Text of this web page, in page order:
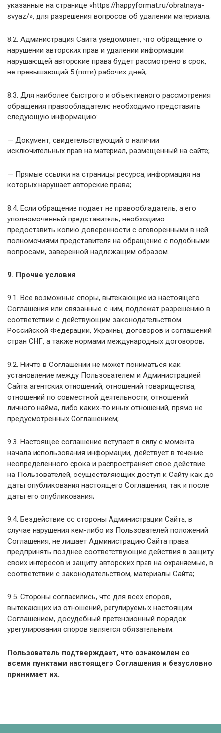
указанные на странице «https://happyformat.ru/obratnaya-
svyaz/», для разрешения вопросов об удалении материала;
8.2. Администрация Сайта уведомляет, что обращение о
нарушении авторских прав и удалении информации
нарушающей авторские права будет рассмотрено в срок,
не превышающий 5 (пяти) рабочих дней;
8.3. Для наиболее быстрого и объективного рассмотрения
обращения правообладателю необходимо представить
следующую информацию:
— Документ, свидетельствующий о наличии
исключительных прав на материал, размещенный на сайте;
— Прямые ссылки на страницы ресурса, информация на
которых нарушает авторские права;
8.4. Если обращение подает не правообладатель, а его
уполномоченный представитель, необходимо
предоставить копию доверенности с оговоренными в ней
полномочиями представителя на обращение с подобными
вопросами, заверенной надлежащим образом.
9. Прочие условия
9.1. Все возможные споры, вытекающие из настоящего
Соглашения или связанные с ним, подлежат разрешению в
соответствии с действующим законодательством
Российской Федерации, Украины, договоров и соглашений
стран СНГ, а также нормами международных договоров;
9.2. Ничто в Соглашении не может пониматься как
установление между Пользователем и Администрацией
Сайта агентских отношений, отношений товарищества,
отношений по совместной деятельности, отношений
личного найма, либо каких-то иных отношений, прямо не
предусмотренных Соглашением;
9.3. Настоящее соглашение вступает в силу с момента
начала использования информации, действует в течение
неопределенного срока и распространяет свое действие
на Пользователей, осуществляющих доступ к Сайту как до
даты опубликования настоящего Соглашения, так и после
даты его опубликования;
9.4. Бездействие со стороны Администрации Сайта, в
случае нарушения кем-либо из Пользователей положений
Соглашения, не лишает Администрацию Сайта права
предпринять позднее соответствующие действия в защиту
своих интересов и защиту авторских прав на охраняемые, в
соответствии с законодательством, материалы Сайта;
9.5. Стороны согласились, что для всех споров,
вытекающих из отношений, регулируемых настоящим
Соглашением, досудебный претензионный порядок
урегулирования споров является обязательным.
Пользователь подтверждает, что ознакомлен со
всеми пунктами настоящего Соглашения и безусловно
принимает их.